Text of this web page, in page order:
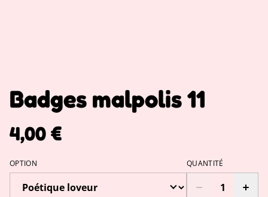
Badges malpolis 11
4,00 €
OPTION QUANTITÉ